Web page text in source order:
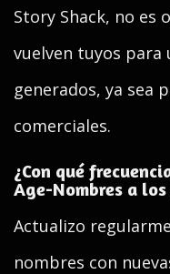
Story Shack, no es
vuelven tuyos para
generados, ya sea
comerciales.
¿Con qué
Age-Nombres a
Actualizo
nombres con